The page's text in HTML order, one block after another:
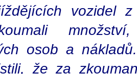
vozidel
osob a
že za